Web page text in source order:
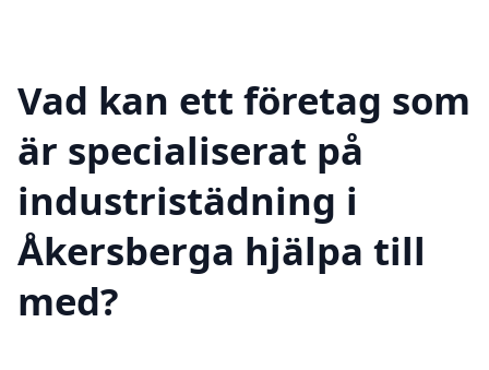
Vad kan ett företag som
är specialiserat på
industristädning i
Åkersberga hjälpa till
med?